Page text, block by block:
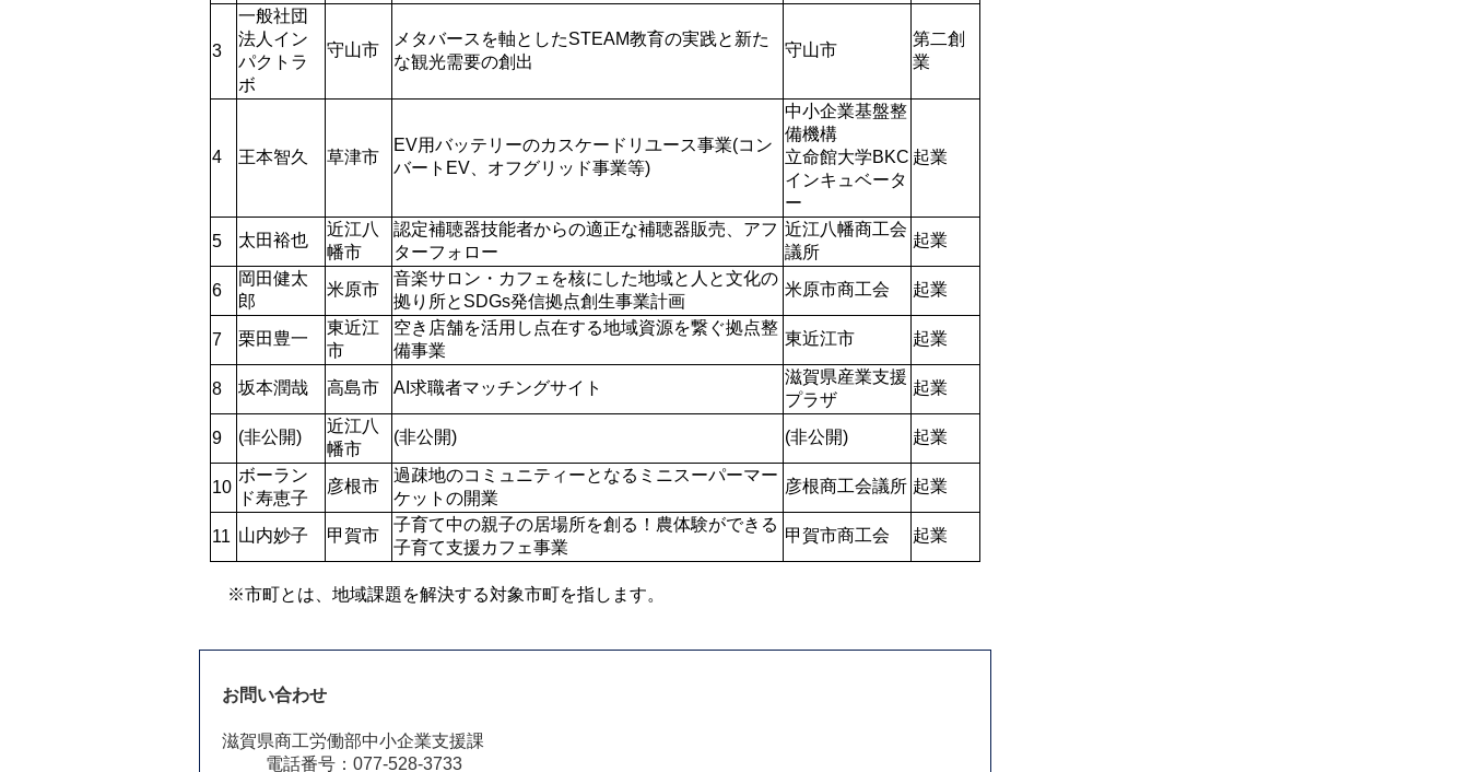
3
一般社団
法人イン
パクトラ
ボ
守山市
メタバースを軸としたSTEAM教育の実践と新た
な観光需要の創出
守山市
第二創
業
4 王本智久 草津市
EV用バッテリーのカスケードリユース事業(コン
バートEV、オフグリッド事業等)
中小企業基盤整
備機構
立命館大学BKC
インキュベータ
ー
起業
5 太田裕也
近江八
幡市
認定補聴器技能者からの適正な補聴器販売、アフ
ターフォロー
近江八幡商工会
議所
起業
6
岡田健太
郎
米原市
音楽サロン・カフェを核にした地域と人と文化の
拠り所とSDGs発信拠点創生事業計画
米原市商工会 起業
7 栗田豊一
東近江
市
空き店舗を活用し点在する地域資源を繋ぐ拠点整
備事業
東近江市 起業
8 坂本潤哉 高島市 AI求職者マッチングサイト
滋賀県産業支援
プラザ
起業
9 (非公開)
近江八
幡市
(非公開) (非公開) 起業
10
ボーラン
ド寿恵子
彦根市
過疎地のコミュニティーとなるミニスーパーマー
ケットの開業
彦根商工会議所 起業
11 山内妙子 甲賀市
子育て中の親子の居場所を創る！農体験ができる
子育て支援カフェ事業
甲賀市商工会 起業
※市町とは、地域課題を解決する対象市町を指します。
お問い合わせ
滋賀県商工労働部中小企業支援課
電話番号：077-528-3733